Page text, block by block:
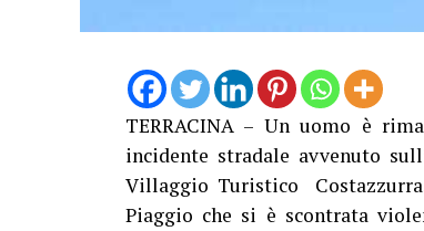
TERRACINA – Un uomo è
incidente stradale avvenuto
Villaggio Turistico
Piaggio che si è scontrata